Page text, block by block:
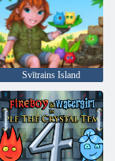
Svītrains Island